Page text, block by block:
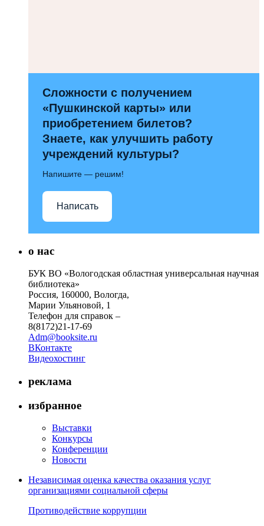
Сложности с получением
«Пушкинской карты» или
приобретением билетов?
Знаете, как улучшить работу
учреждений культуры?
Напишите — решим!
Написать
о нас
БУК ВО «Вологодская областная универсальная научная
библиотека»
Россия, 160000, Вологда,
Марии Ульяновой, 1
Телефон для справок –
8(8172)21-17-69
Adm@booksite.ru
ВКонтакте
Видеохостинг
реклама
избранное
Выставки
Конкурсы
Конференции
Новости
Независимая оценка качества оказания услуг
организациями социальной сферы
Противодействие коррупции